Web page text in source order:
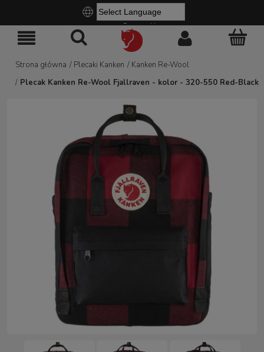
Powered by
Strona główna / Plecaki Kanken / Kanken Re-Wool
/ Plecak Kanken Re-Wool Fjallraven - kolor - 320-550 Red-Black